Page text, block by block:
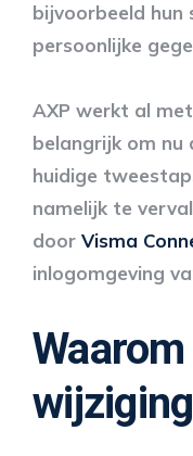
bijvoorbeeld
persoonlijke
AXP werkt al
belangrijk om nu
huidige
namelijk te
door Visma
inlogomgeving